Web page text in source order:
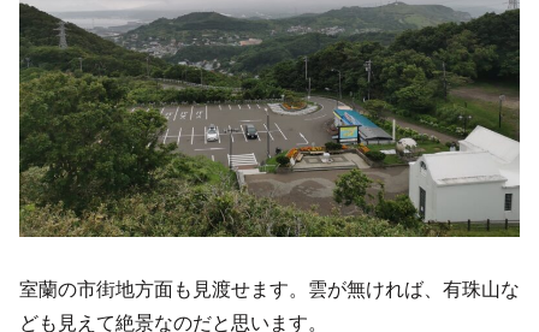
室蘭の市街地方面も見渡せます。雲が無ければ、有珠山な
ども見えて絶景なのだと思います。